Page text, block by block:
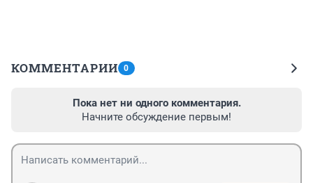
КОММЕНТАРИИ 0
Пока нет ни одного комментария.
Начните обсуждение первым!